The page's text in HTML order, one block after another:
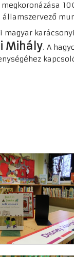
megkoronázása
államszervező
magyar
Mihály. A